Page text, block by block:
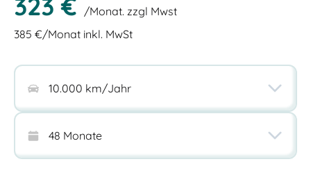
/Monat. zzgl Mwst
385 €/Monat inkl. MwSt